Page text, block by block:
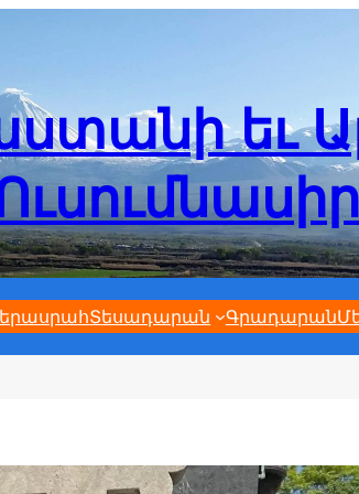
եւ
Տեսադարան Գրադարան